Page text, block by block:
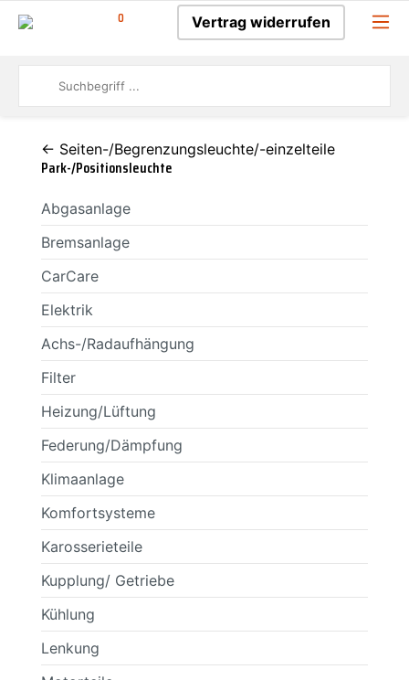
0 Vertrag widerrufen
← Seiten-/Begrenzungsleuchte/-einzelteile
Park-/Positionsleuchte
Abgasanlage
Bremsanlage
CarCare
Elektrik
Achs-/Radaufhängung
Filter
Heizung/Lüftung
Federung/Dämpfung
Klimaanlage
Komfortsysteme
Karosserieteile
Kupplung/ Getriebe
Kühlung
Lenkung